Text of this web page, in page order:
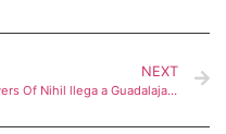
NEXT
Rivers Of Nihil llega a Guadalajara con su terrestria tour